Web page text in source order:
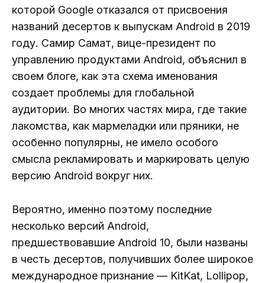
которой Google отказался от присвоения
названий десертов к выпускам Android в 2019
году. Самир Самат, вице-президент по
управлению продуктами Android, объяснил в
своем блоге, как эта схема именования
создает проблемы для глобальной
аудитории. Во многих частях мира, где такие
лакомства, как мармеладки или пряники, не
особенно популярны, не имело особого
смысла рекламировать и маркировать целую
версию Android вокруг них.
Вероятно, именно поэтому последние
несколько версий Android,
предшествовавшие Android 10, были названы
в честь десертов, получивших более широкое
международное признание — KitKat, Lollipop,